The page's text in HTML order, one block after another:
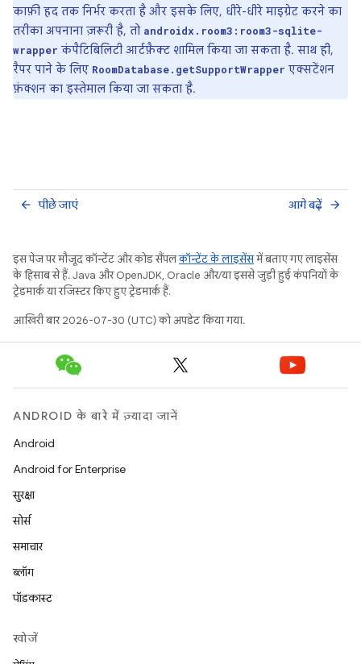
काफ़ी हद तक निर्भर करता है और इसके लिए, धीरे-धीरे माइग्रेट करने का
तरीका अपनाना ज़रूरी है, तो androidx.room3:room3-sqlite-
wrapper कंपैटिबिलिटी आर्टफ़ैक्ट शामिल किया जा सकता है. साथ ही,
रैपर पाने के लिए RoomDatabase.getSupportWrapper एक्सटेंशन
फ़ंक्शन का इस्तेमाल किया जा सकता है.
पीछे जाएं
arrow_back आगे बढ़ें arrow_forward
इस पेज पर मौजूद कॉन्टेंट और कोड सैंपलकॉन्टेंट के लाइसेंसमें बताए गए लाइसेंस
के हिसाब से हैं. Java और OpenJDK, Oracle और/या इससे जुड़ी हुई कंपनियों के
ट्रेडमार्क या रजिस्टर किए हुए ट्रेडमार्क हैं.
आखिरी बार 2026-07-30 (UTC) को अपडेट किया गया.
ANDROID के बारे में ज़्यादा जानें
Android
Android for Enterprise
सुरक्षा
सोर्स
समाचार
ब्लॉग
पॉडकास्ट
खोजें